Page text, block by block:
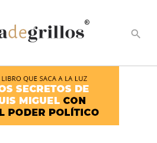
®
search